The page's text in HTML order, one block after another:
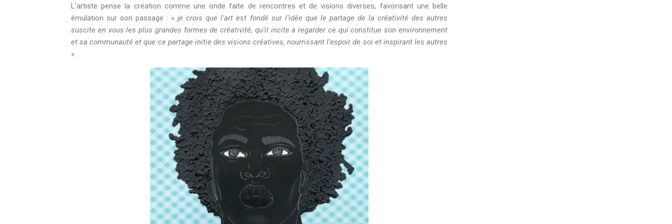
L’artiste pense la création comme une onde faite de rencontres et de visions diverses, favorisant une belle
émulation sur son passage : «je crois que l’art est fondé sur l’idée que le partage de la créativité des autres
suscite en vous les plus grandes formes de créativité, qu’il incite à regarder ce qui constitue son environnement
et sa communauté et que ce partage initie des visions créatives, nourrissant l’espoir de soi et inspirant les autres
».